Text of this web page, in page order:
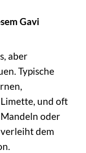
Gavi
aber
Typische
und oft
oder
dem